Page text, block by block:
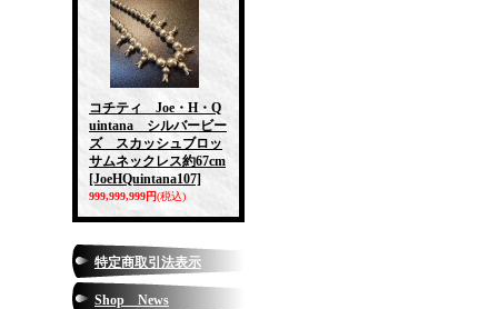
コチティ Joe・H・Q
uintana シルバービー
ズ スカッシュブロッ
サムネックレス約67cm
[JoeHQuintana107]
999,999,999円(税込)
特定商取引法表示
Shop News